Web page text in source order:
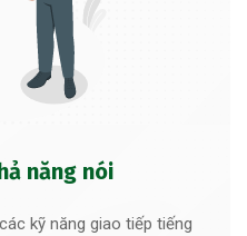
năng nói
kỹ năng giao tiếp tiếng